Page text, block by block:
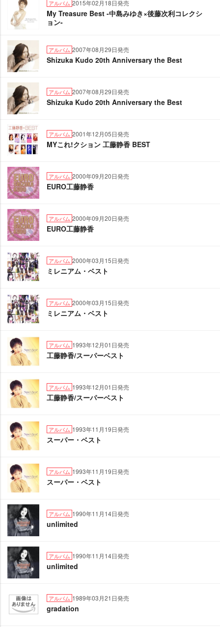
アルバム 2015年02月18日発売
My Treasure Best -中島みゆき×後藤次利コレクシ
ョン-
アルバム 2007年08月29日発売
Shizuka Kudo 20th Anniversary the Best
アルバム 2007年08月29日発売
Shizuka Kudo 20th Anniversary the Best
アルバム 2001年12月05日発売
MYこれ!クション 工藤静香 BEST
アルバム 2000年09月20日発売
EURO工藤静香
アルバム 2000年09月20日発売
EURO工藤静香
アルバム 2000年03月15日発売
ミレニアム・ベスト
アルバム 2000年03月15日発売
ミレニアム・ベスト
アルバム 1993年12月01日発売
工藤静香/スーパーベスト
アルバム 1993年12月01日発売
工藤静香/スーパーベスト
アルバム 1993年11月19日発売
スーパー・ベスト
アルバム 1993年11月19日発売
スーパー・ベスト
アルバム 1990年11月14日発売
unlimited
アルバム 1990年11月14日発売
unlimited
アルバム 1989年03月21日発売
gradation